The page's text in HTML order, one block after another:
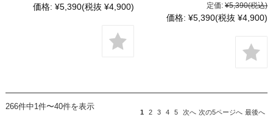
価格: ¥5,390(税抜 ¥4,900) 定価: ¥5,390(税込)
価格: ¥5,390(税抜 ¥4,900)
266件中1件〜40件を表示
1 2 3 4 5 次へ 次の5ページへ 最後へ